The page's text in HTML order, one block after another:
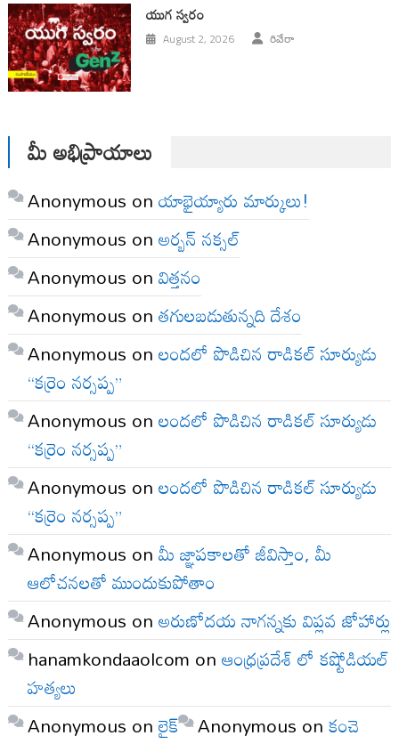
యుగ స్వ‌రం
August 2, 2026 రివేరా
మీ అభిప్రాయాలు
Anonymous onయాభైయ్యారు మార్కులు!
Anonymous onఅర్బన్ నక్సల్
Anonymous onవిత్తనం
Anonymous onతగులబడుతున్నది దేశం
Anonymous onలందలో పొడిచిన రాడికల్ సూర్యుడు
“కర్రెం నర్సప్ప”
Anonymous onలందలో పొడిచిన రాడికల్ సూర్యుడు
“కర్రెం నర్సప్ప”
Anonymous onలందలో పొడిచిన రాడికల్ సూర్యుడు
“కర్రెం నర్సప్ప”
Anonymous onమీ జ్ఞాపకాలతో జీవిస్తాం, మీ
ఆలోచనలతో ముందుకుపోతాం
Anonymous onఅరుణోదయ నాగన్నకు విప్లవ జోహార్లు
hanamkondaaolcom onఆంధ్రప్రదేశ్ లో కష్టోడియల్
హత్యలు
Anonymous onలైక్ Anonymous onకంచె